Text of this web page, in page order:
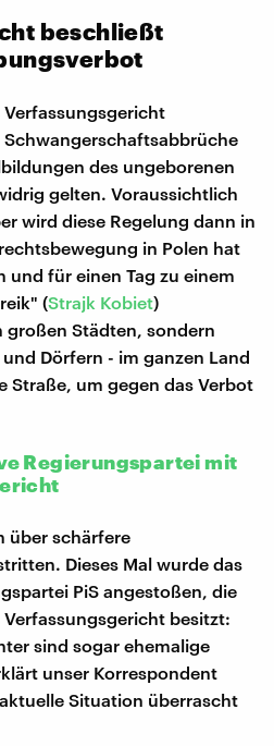
beschließt
des ungeborenen
gelten. Voraussichtlich
wird diese Regelung dann in
in Polen hat
und für einen Tag zu einem
(Strajk Kobiet)
Städten, sondern
Dörfern - im ganzen Land
Straße, um gegen das Verbot
Regierungspartei mit
über schärfere
Dieses Mal wurde das
PiS angestoßen, die
besitzt:
sind sogar ehemalige
unser Korrespondent
Situation überrascht